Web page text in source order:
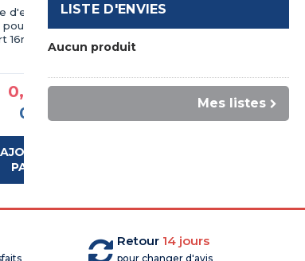
d'extrémité
borne à
16mm² type
0,66 €TTC
0,55 €HT
AJOUTER AU
PANIER
Plaque d'extrémité
grise pour borne à
0,34 €TTC
0,28 €HT
LISTE D'ENVIES
Aucun produit
Mes listes
Retour 14 jours
pour changer d'avis